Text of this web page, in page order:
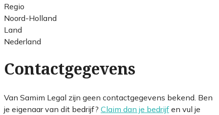
Regio
Noord-Holland
Land
Nederland
Contactgegevens
Van Samim Legal zijn geen contactgegevens bekend. Ben
je eigenaar van dit bedrijf? Claim dan je bedrijf en vul je